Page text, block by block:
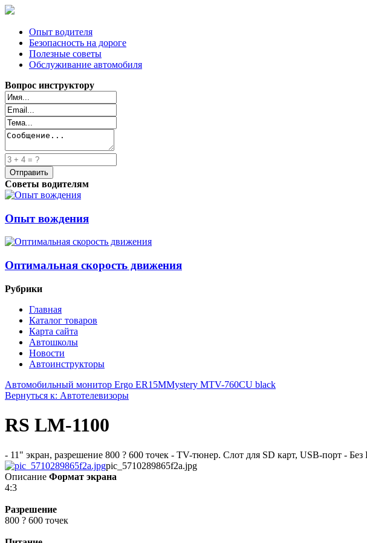
Опыт водителя
Безопасность на дороге
Полезные советы
Обслуживание автомобиля
Вопрос инструктору
Советы водителям
Опыт вождения
Оптимальная скорость движения
Рубрики
Главная
Каталог товаров
Карта сайта
Автошколы
Новости
Автоинструкторы
Автомобильный монитор Ergo ER15MMystery MTV-760CU black
Вернуться к: Автотелевизоры
RS LM-1100
- 11" экран, разрешение 800 ? 600 точек - TV-тюнер. Слот для SD карт, USB-порт -
pic_5710289865f2a.jpg
Описание Формат экрана
4:3
Разрешение
800 ? 600 точек